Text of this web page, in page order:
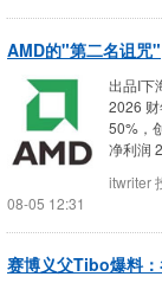
AMD的"第二名诅咒"
出品I下
2026
50%，
净利润
itwriter
08-05 12:31
赛博义父Tibo爆料